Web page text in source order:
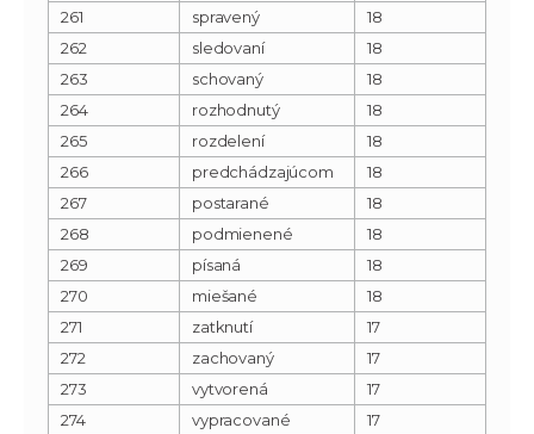
261
spravený
18
262
sledovaní
18
263
schovaný
18
264
rozhodnutý
18
265
rozdelení
18
266
predchádzajúcom
18
267
postarané
18
268
podmienené
18
269
písaná
18
270
miešané
18
271
zatknutí
17
272
zachovaný
17
273
vytvorená
17
274
vypracované
17